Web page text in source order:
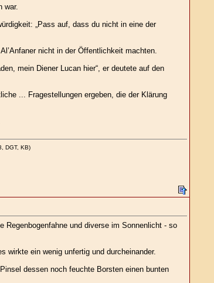
war.
„Pass auf, dass du nicht in eine der
nicht in der Öffentlichkeit machten.
mein Diener Lucan hier“, er deutete auf den
... Fragestellungen ergeben, die der Klärung
DGT, KB)
Regenbogenfahne und diverse im Sonnenlicht - so
wirkte ein wenig unfertig und durcheinander.
dessen noch feuchte Borsten einen bunten